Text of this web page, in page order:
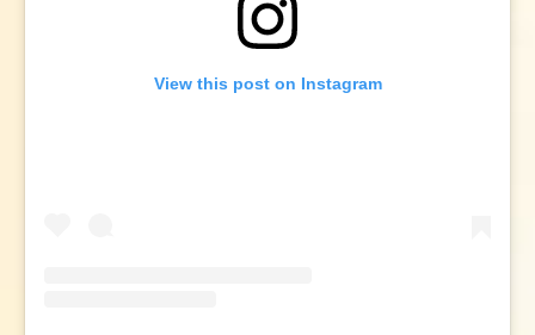
View this post on Instagram